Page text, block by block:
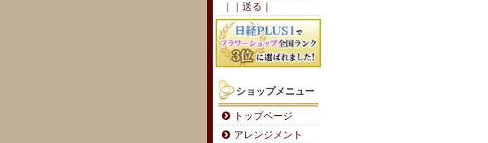
｜｜送る｜
ショップメニュー
トップページ
アレンジメント